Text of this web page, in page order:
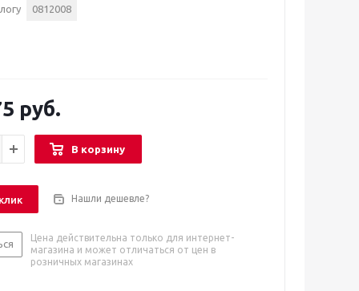
0812008
руб.
В корзину
Нашли дешевле?
Цена действительна только для интернет-
магазина и может отличаться от цен в
розничных магазинах